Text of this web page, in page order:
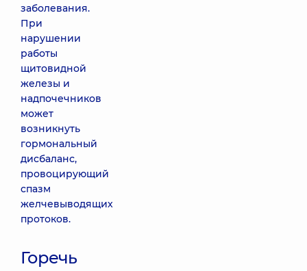
заболевания.
При
нарушении
работы
щитовидной
железы и
надпочечников
может
возникнуть
гормональный
дисбаланс,
провоцирующий
спазм
желчевыводящих
протоков.
Горечь